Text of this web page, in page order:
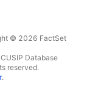
© 2026 FactSet
Database
reserved.
.